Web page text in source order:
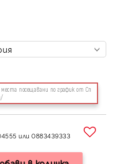
посещавани по график от Сп
или 0883439333